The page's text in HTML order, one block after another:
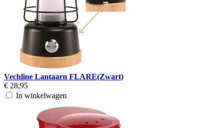
Vechline Lantaarn FLARE(Zwart)
€ 28,95
In winkelwagen